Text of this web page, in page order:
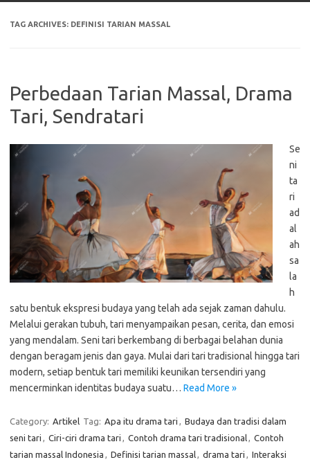
TAG ARCHIVES: DEFINISI TARIAN MASSAL
Perbedaan Tarian Massal, Drama
Tari, Sendratari
Se
ni
ta
ri
ad
al
ah
sa
la
h
satu bentuk ekspresi budaya yang telah ada sejak zaman dahulu.
Melalui gerakan tubuh, tari menyampaikan pesan, cerita, dan emosi
yang mendalam. Seni tari berkembang di berbagai belahan dunia
dengan beragam jenis dan gaya. Mulai dari tari tradisional hingga tari
modern, setiap bentuk tari memiliki keunikan tersendiri yang
mencerminkan identitas budaya suatu… Read More »
Category: Artikel Tag: Apa itu drama tari , Budaya dan tradisi dalam
seni tari , Ciri-ciri drama tari , Contoh drama tari tradisional, Contoh
tarian massal Indonesia , Definisi tarian massal, drama tari , Interaksi